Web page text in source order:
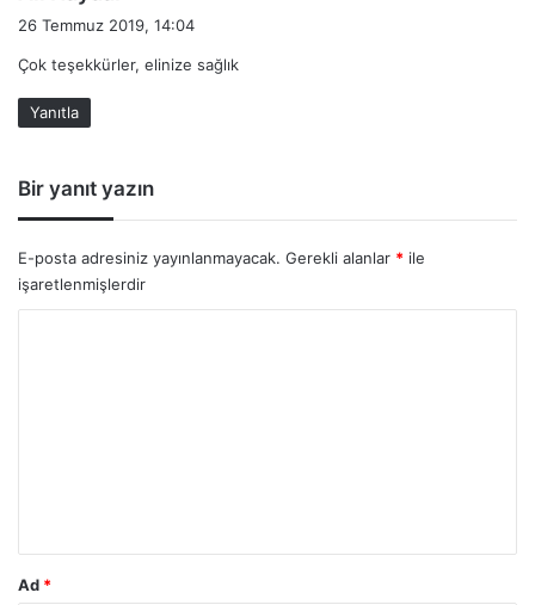
i
26 Temmuz 2019, 14:04
Çok teşekkürler, elinize sağlık
Yanıtla
Bir yanıt yazın
E-posta adresiniz yayınlanmayacak. Gerekli alanlar * ile
işaretlenmişlerdir
Ad *